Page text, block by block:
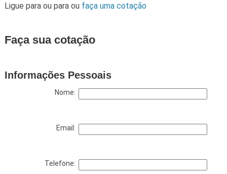
Ligue para ou para ou faça uma cotação
Faça sua cotação
Informações Pessoais
Nome:
Email:
Telefone: